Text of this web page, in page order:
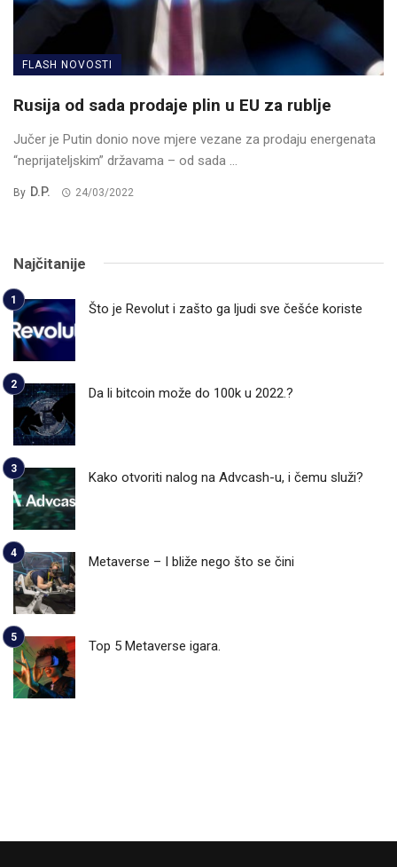
FLASH NOVOSTI
Rusija od sada prodaje plin u EU za rublje
Jučer je Putin donio nove mjere vezane za prodaju energenata
“neprijateljskim” državama – od sada ...
By D.P. 24/03/2022
Najčitanije
Što je Revolut i zašto ga ljudi sve češće koriste
Da li bitcoin može do 100k u 2022.?
Kako otvoriti nalog na Advcash-u, i čemu služi?
Metaverse – I bliže nego što se čini
Top 5 Metaverse igara.